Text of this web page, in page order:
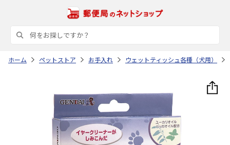
ホーム ペットストア お手入れ ウェットティッシュ各種（犬用）